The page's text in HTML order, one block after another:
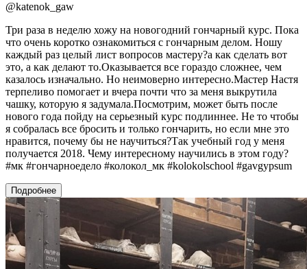
@katenok_gaw
Три раза в неделю хожу на новогодний гончарный курс. Пока
что очень коротко ознакомиться с гончарным делом. Ношу
каждый раз целый лист вопросов мастеру?а как сделать вот
это, а как делают то.Оказывается все гораздо сложнее, чем
казалось изначально. Но неимоверно интересно.Мастер Настя
терпеливо помогает и вчера почти что за меня выкрутила
чашку, которую я задумала.Посмотрим, может быть после
нового года пойду на серьезный курс подлиннее. Не то чтобы
я собралась все бросить и только гончарить, но если мне это
нравится, почему бы не научиться?Так учебный год у меня
получается 2018. Чему интересному научились в этом году?
#мк #гончарноедело #колокол_мк #kolokolschool #gavgypsum
Подробнее